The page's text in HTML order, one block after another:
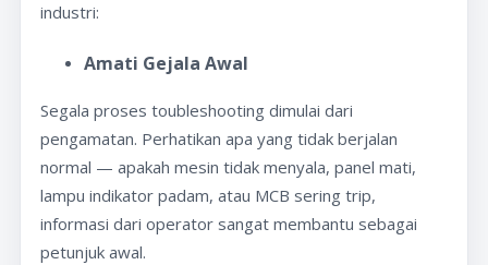
industri:
Amati Gejala Awal
Segala proses toubleshooting dimulai dari
pengamatan. Perhatikan apa yang tidak berjalan
normal — apakah mesin tidak menyala, panel mati,
lampu indikator padam, atau MCB sering trip,
informasi dari operator sangat membantu sebagai
petunjuk awal.